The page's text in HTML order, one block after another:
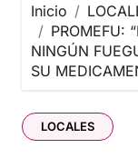
Inicio
PROMEFU:
NINGÚN
SU
LOCALES